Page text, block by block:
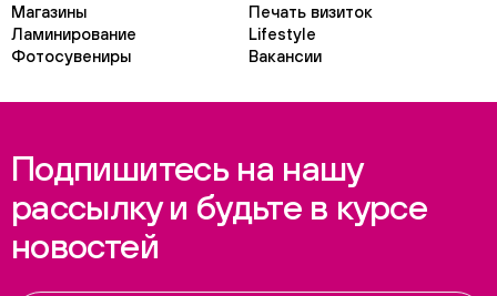
Магазины
Печать визиток
Ламинирование
Lifestyle
Фотосувениры
Вакансии
Подпишитесь на нашу
рассылку и будьте в курсе
новостей